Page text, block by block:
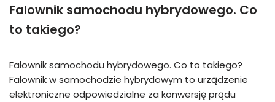
Falownik samochodu hybrydowego. Co
to takiego?
Falownik samochodu hybrydowego. Co to takiego?
Falownik w samochodzie hybrydowym to urządzenie
elektroniczne odpowiedzialne za konwersję prądu